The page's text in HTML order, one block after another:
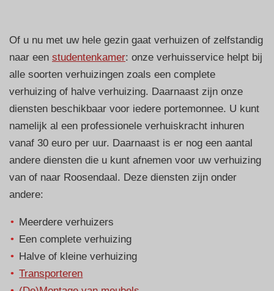
Of u nu met uw hele gezin gaat verhuizen of zelfstandig
naar een studentenkamer: onze verhuisservice helpt bij
alle soorten verhuizingen zoals een complete
verhuizing of halve verhuizing. Daarnaast zijn onze
diensten beschikbaar voor iedere portemonnee. U kunt
namelijk al een professionele verhuiskracht inhuren
vanaf 30 euro per uur. Daarnaast is er nog een aantal
andere diensten die u kunt afnemen voor uw verhuizing
van of naar Roosendaal. Deze diensten zijn onder
andere:
Meerdere verhuizers
Een complete verhuizing
Halve of kleine verhuizing
Transporteren